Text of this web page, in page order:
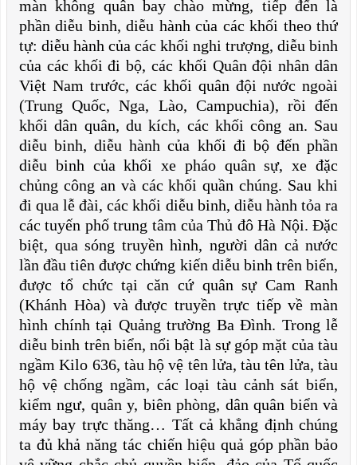
màn không quân bay chào mừng, tiếp đến là
phần diễu binh, diễu hành của các khối theo thứ
tự: diễu hành của các khối nghi trượng, diễu binh
của các khối đi bộ, các khối Quân đội nhân dân
Việt Nam trước, các khối quân đội nước ngoài
(Trung Quốc, Nga, Lào, Campuchia), rồi đến
khối dân quân, du kích, các khối công an. Sau
diễu binh, diễu hành của khối đi bộ đến phần
diễu binh của khối xe pháo quân sự, xe đặc
chủng công an và các khối quần chúng. Sau khi
đi qua lễ đài, các khối diễu binh, diễu hành tỏa ra
các tuyến phố trung tâm của Thủ đô Hà Nội. Đặc
biệt, qua sóng truyền hình, người dân cả nước
lần đầu tiên được chứng kiến diễu binh trên biển,
được tổ chức tại căn cứ quân sự Cam Ranh
(Khánh Hòa) và được truyền trực tiếp về màn
hình chính tại Quảng trường Ba Đình. Trong lễ
diễu binh trên biển, nổi bật là sự góp mặt của tàu
ngầm Kilo 636, tàu hộ vệ tên lửa, tàu tên lửa, tàu
hộ vệ chống ngầm, các loại tàu cảnh sát biển,
kiểm ngư, quân y, biên phòng, dân quân biển và
máy bay trực thăng… Tất cả khẳng định chúng
ta đủ khả năng tác chiến hiệu quả góp phần bảo